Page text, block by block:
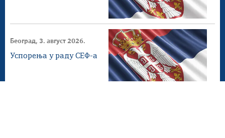
Београд, 3. август 2026.
Успорења у раду СЕФ-а